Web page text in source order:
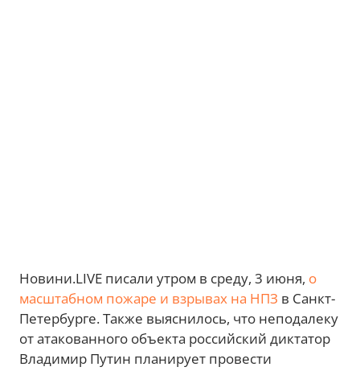
Новини.LIVE писали утром в среду, 3 июня, о
масштабном пожаре и взрывах на НПЗ в Санкт-
Петербурге. Также выяснилось, что неподалеку
от атакованного объекта российский диктатор
Владимир Путин планирует провести